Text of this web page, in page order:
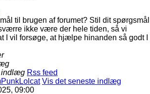
til brugen af forumet? Stil dit spørgsmål
ikke være der hele tiden, så vi
I vil forsøge, at hjælpe hinanden så godt I
indlæg Rss feed
Vis det seneste indlæg
09:00